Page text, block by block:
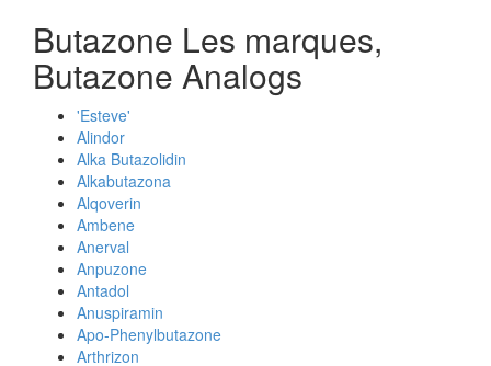
Butazone Les marques,
Butazone Analogs
'Esteve'
Alindor
Alka Butazolidin
Alkabutazona
Alqoverin
Ambene
Anerval
Anpuzone
Antadol
Anuspiramin
Apo-Phenylbutazone
Arthrizon